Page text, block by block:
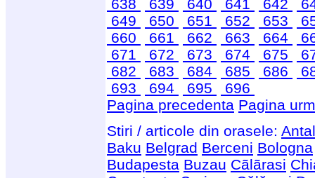
638
639 640 641 642
649
650 651 652 653
660
661 662 663 664
671
672 673 674 675
682
683 684 685 686
693
694 695
696
Pagina precedenta Pagina
Stiri / articole din orasele:
Baku Belgrad Berceni Bologna
Budapesta Buzau Cãlãrasi